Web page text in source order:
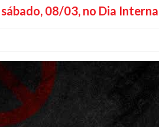
08/03, no Dia